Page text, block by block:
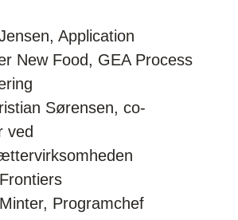
Application
New Food, GEA Process
Sørensen, co-
ved
Programchef